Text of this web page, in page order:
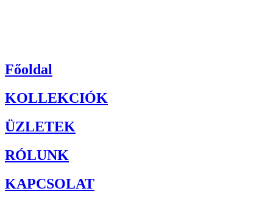
Főoldal
KOLLEKCIÓK
ÜZLETEK
RÓLUNK
KAPCSOLAT